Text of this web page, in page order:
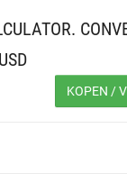
USD
KOPEN /